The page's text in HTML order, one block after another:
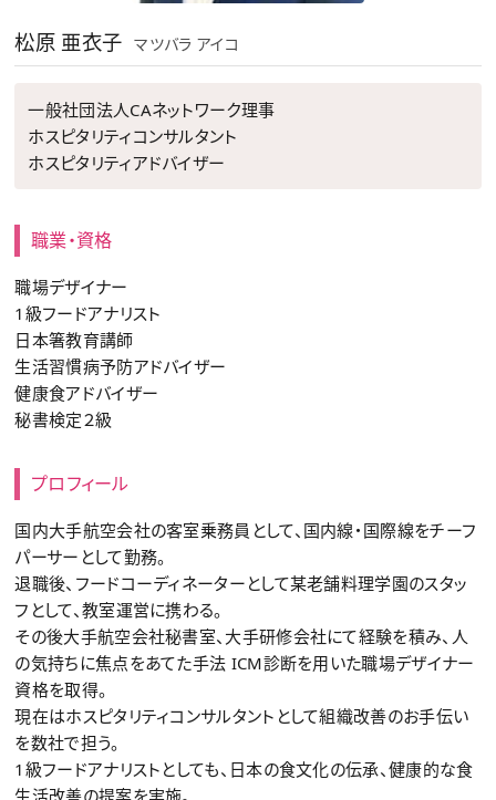
松原 亜衣子 マツバラ アイコ
一般社団法人CAネットワーク理事
ホスピタリティコンサルタント
ホスピタリティアドバイザー
職業・資格
職場デザイナー
1級フードアナリスト
日本箸教育講師
生活習慣病予防アドバイザー
健康食アドバイザー
秘書検定２級
プロフィール
国内大手航空会社の客室乗務員として、国内線・国際線をチーフ
パーサーとして勤務。
退職後、フードコーディネーターとして某老舗料理学園のスタッ
フとして、教室運営に携わる。
その後大手航空会社秘書室、大手研修会社にて経験を積み、人
の気持ちに焦点をあてた手法 ICM診断を用いた職場デザイナー
資格を取得。
現在はホスピタリティコンサルタントとして組織改善のお手伝い
を数社で担う。
1級フードアナリストとしても、日本の食文化の伝承、健康的な食